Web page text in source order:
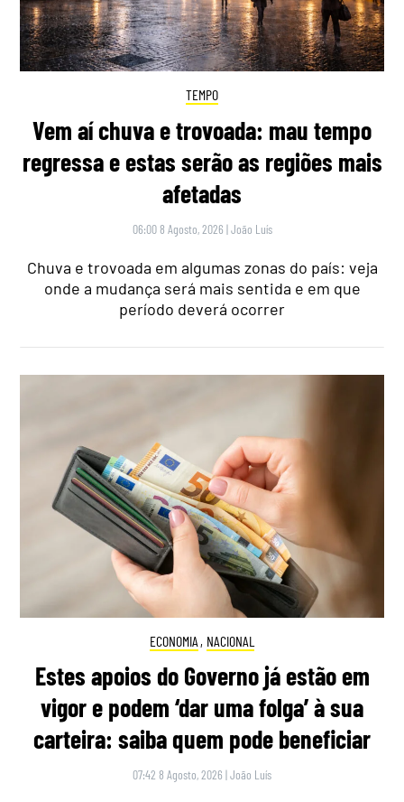
TEMPO
Vem aí chuva e trovoada: mau tempo
regressa e estas serão as regiões mais
afetadas
06:00 8 Agosto, 2026 |João Luís
Chuva e trovoada em algumas zonas do país: veja
onde a mudança será mais sentida e em que
período deverá ocorrer
ECONOMIA , NACIONAL
Estes apoios do Governo já estão em
vigor e podem ‘dar uma folga’ à sua
carteira: saiba quem pode beneficiar
07:42 8 Agosto, 2026 |João Luís